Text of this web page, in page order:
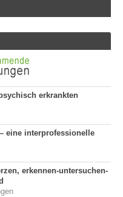
erkrankten
eine interprofessionelle
erkennen-untersuchen-